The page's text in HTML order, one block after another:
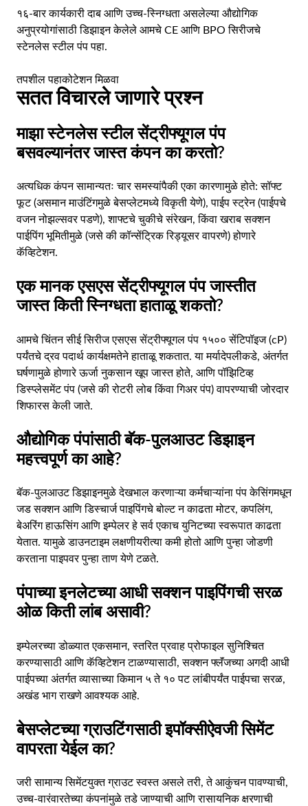
१६-बार कार्यकारी दाब आणि उच्च-स्निग्धता असलेल्या औद्योगिक
अनुप्रयोगांसाठी डिझाइन केलेले आमचे CE आणि BPO सिरीजचे
स्टेनलेस स्टील पंप पहा.
तपशील पहाकोटेशन मिळवा
सतत विचारले जाणारे प्रश्न
माझा स्टेनलेस स्टील सेंट्रीफ्यूगल पंप
बसवल्यानंतर जास्त कंपन का करतो?
अत्यधिक कंपन सामान्यतः चार समस्यांपैकी एका कारणामुळे होते: सॉफ्ट
फूट (असमान माउंटिंगमुळे बेसप्लेटमध्ये विकृती येणे), पाईप स्ट्रेन (पाईपचे
वजन नोझल्सवर पडणे), शाफ्टचे चुकीचे संरेखन, किंवा खराब सक्शन
पाईपिंग भूमितीमुळे (जसे की कॉन्सेंट्रिक रिड्यूसर वापरणे) होणारे
कॅव्हिटेशन.
एक मानक एसएस सेंट्रीफ्यूगल पंप जास्तीत
जास्त किती स्निग्धता हाताळू शकतो?
आमचे चिंतन सीई सिरीज एसएस सेंट्रीफ्यूगल पंप १५०० सेंटिपॉइज (cP)
पर्यंतचे द्रव पदार्थ कार्यक्षमतेने हाताळू शकतात. या मर्यादेपलीकडे, अंतर्गत
घर्षणामुळे होणारे ऊर्जा नुकसान खूप जास्त होते, आणि पॉझिटिव्ह
डिस्प्लेसमेंट पंप (जसे की रोटरी लोब किंवा गिअर पंप) वापरण्याची जोरदार
शिफारस केली जाते.
औद्योगिक पंपांसाठी बॅक-पुलआउट डिझाइन
महत्त्वपूर्ण का आहे?
बॅक-पुलआउट डिझाइनमुळे देखभाल करणाऱ्या कर्मचाऱ्यांना पंप केसिंगमधून
जड सक्शन आणि डिस्चार्ज पाइपिंगचे बोल्ट न काढता मोटर, कपलिंग,
बेअरिंग हाऊसिंग आणि इम्पेलर हे सर्व एकाच युनिटच्या स्वरूपात काढता
येतात. यामुळे डाउनटाइम लक्षणीयरीत्या कमी होतो आणि पुन्हा जोडणी
करताना पाइपवर पुन्हा ताण येणे टळते.
पंपाच्या इनलेटच्या आधी सक्शन पाइपिंगची सरळ
ओळ किती लांब असावी?
इम्पेलरच्या डोळ्यात एकसमान, स्तरित प्रवाह प्रोफाइल सुनिश्चित
करण्यासाठी आणि कॅव्हिटेशन टाळण्यासाठी, सक्शन फ्लॅंजच्या अगदी आधी
पाईपच्या अंतर्गत व्यासाच्या किमान ५ ते १० पट लांबीपर्यंत पाईपचा सरळ,
अखंड भाग राखणे आवश्यक आहे.
बेसप्लेटच्या ग्राउटिंगसाठी इपॉक्सीऐवजी सिमेंट
वापरता येईल का?
जरी सामान्य सिमेंटयुक्त ग्राउट स्वस्त असले तरी, ते आकुंचन पावण्याची,
उच्च-वारंवारतेच्या कंपनांमुळे तडे जाण्याची आणि रासायनिक क्षरणाची